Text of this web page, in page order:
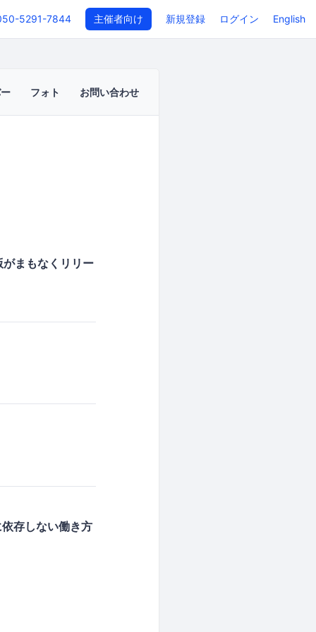
5291-7844 主催者向け 新規登録 ログイン English
フォト お問い合わせ
まもなくリリー
存しない働き方